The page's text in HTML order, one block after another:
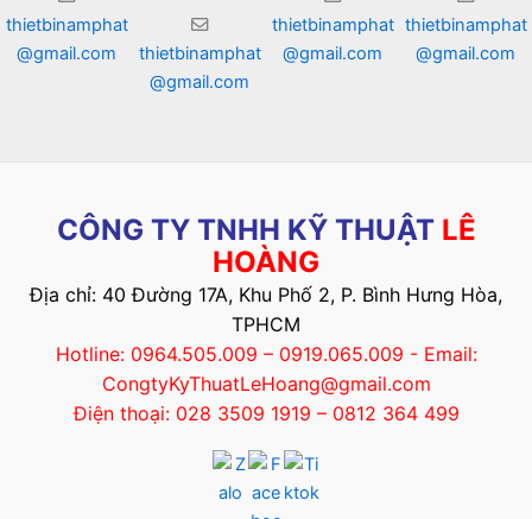
thietbinamphat
@gmail.com
thietbinamphat
@gmail.com
thietbinamphat
@gmail.com
thietbinamphat
@gmail.com
CÔNG TY TNHH KỸ THUẬT LÊ
HOÀNG
Địa chỉ: 40 Đường 17A, Khu Phố 2, P. Bình Hưng Hòa,
TPHCM
Hotline: 0964.505.009 – 0919.065.009 - Email:
CongtyKyThuatLeHoang@gmail.com
Điện thoại: 028 3509 1919 – 0812 364 499